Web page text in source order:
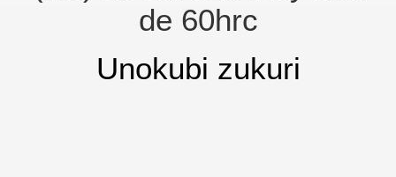
de 60hrc
Unokubi zukuri